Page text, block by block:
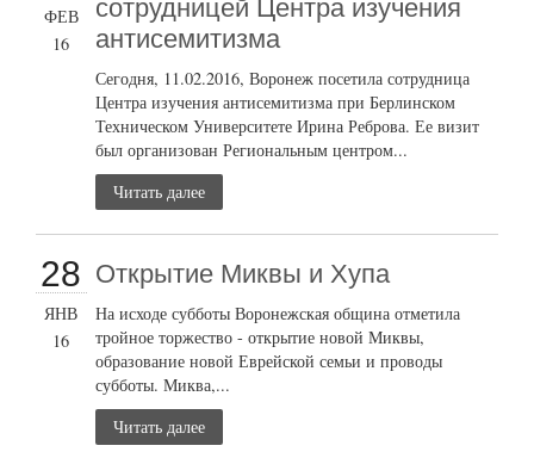
ФЕВ
16
сотрудницей Центра изучения
антисемитизма
Сегодня, 11.02.2016, Воронеж посетила сотрудница
Центра изучения антисемитизма при Берлинском
Техническом Университете Ирина Реброва. Ее визит
был организован Региональным центром...
Читать далее
28
ЯНВ
16
Открытие Миквы и Хупа
На исходе субботы Воронежская община отметила
тройное торжество - открытие новой Миквы,
образование новой Еврейской семьи и проводы
субботы. Миква,...
Читать далее